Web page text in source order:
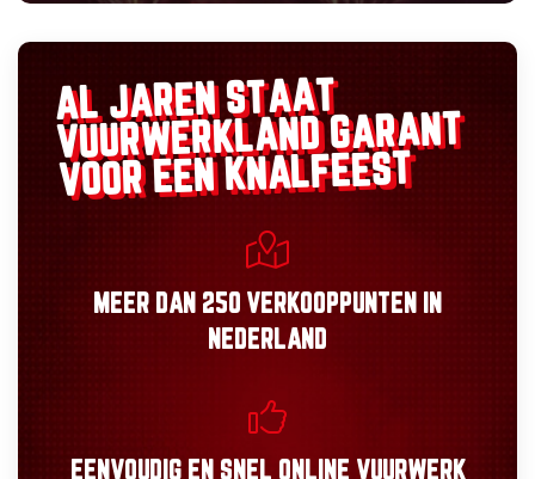
AL JAREN STAAT
VUURWERKLANDGARANT
VOOR EEN KNALFEEST
MEER DAN 250 VERKOOPPUNTEN
IN
NEDERLAND
EENVOUDIGEN SNEL ONLINE VUURWERK